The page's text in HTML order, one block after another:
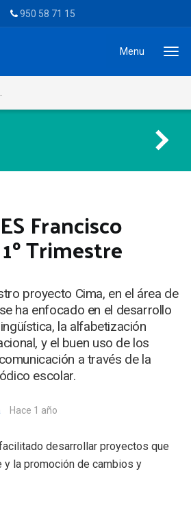
950 58 71 15
Menu
Francisco
Trimestre
proyecto Cima, en el área de
ha enfocado en el desarrollo
la alfabetización
y el buen uso de los
a través de la
escolar.
Hace 1 año
desarrollar proyectos que
y la promoción de cambios y